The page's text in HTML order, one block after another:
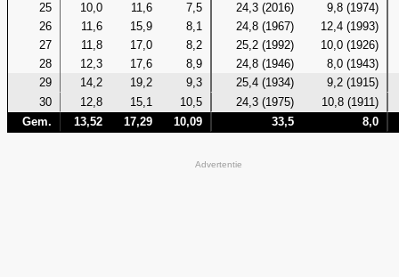
25
10,0 11,6 7,5 24,3 (2016)
9,8 (1974)
26
11,6 15,9 8,1 24,8 (1967)
12,4 (1993)
27
11,8 17,0 8,2 25,2 (1992)
10,0 (1926)
28
12,3 17,6 8,9 24,8 (1946)
8,0 (1943)
29
14,2 19,2 9,3 25,4 (1934)
9,2 (1915)
30
12,8 15,1 10,5 24,3 (1975)
10,8 (1911)
Gem.
13,52 17,29 10,09 33,5 8,0
Advertentie